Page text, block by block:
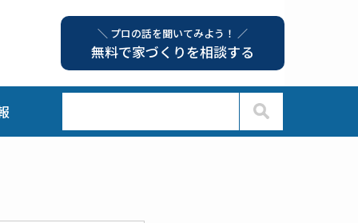
＼ プロの話を聞いてみよう！ ／
無料で家づくりを相談する